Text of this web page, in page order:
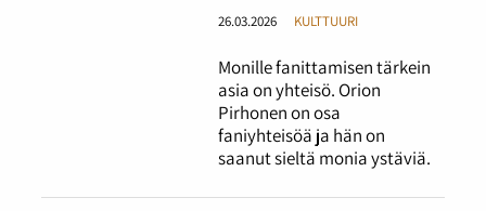
26.03.2026 KULTTUURI
Monille fanittamisen tärkein
asia on yhteisö. Orion
Pirhonen on osa
faniyhteisöä ja hän on
saanut sieltä monia ystäviä.